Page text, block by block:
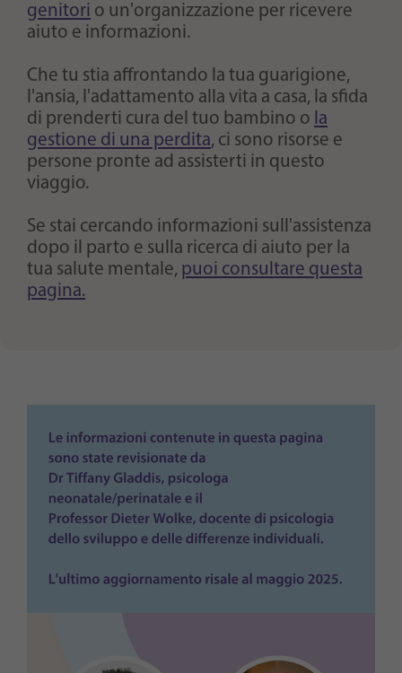
genitori o un'organizzazione per ricevere
aiuto e informazioni.
Che tu stia affrontando la tua guarigione,
l'ansia, l'adattamento alla vita a casa, la sfida
di prenderti cura del tuo bambino o la
gestione di una perdita, ci sono risorse e
persone pronte ad assisterti in questo
viaggio.
Se stai cercando informazioni sull'assistenza
dopo il parto e sulla ricerca di aiuto per la
tua salute mentale, puoi consultare questa
pagina.